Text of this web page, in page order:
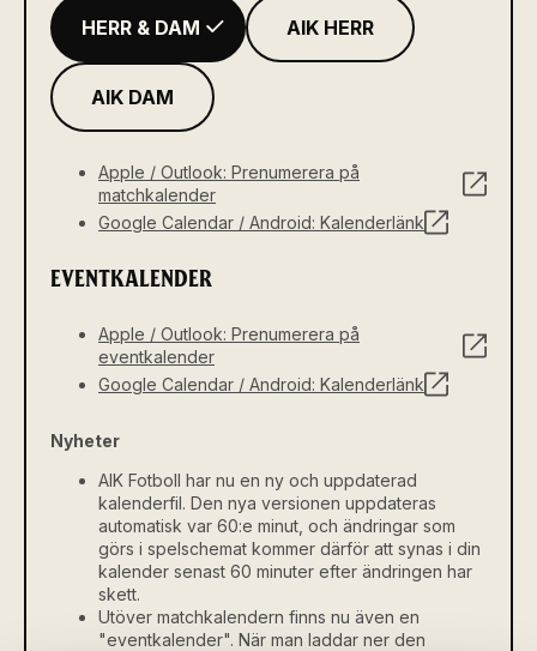
HERR & DAM AIK HERR
AIK DAM
Apple / Outlook: Prenumerera på
matchkalender
Google Calendar / Android: Kalenderlänk
EVENTKALENDER
Apple / Outlook: Prenumerera på
eventkalender
Google Calendar / Android: Kalenderlänk
Nyheter
AIK Fotboll har nu en ny och uppdaterad
kalenderfil. Den nya versionen uppdateras
automatisk var 60:e minut, och ändringar som
görs i spelschemat kommer därför att synas i din
kalender senast 60 minuter efter ändringen har
skett.
Utöver matchkalendern finns nu även en
"eventkalender". När man laddar ner den